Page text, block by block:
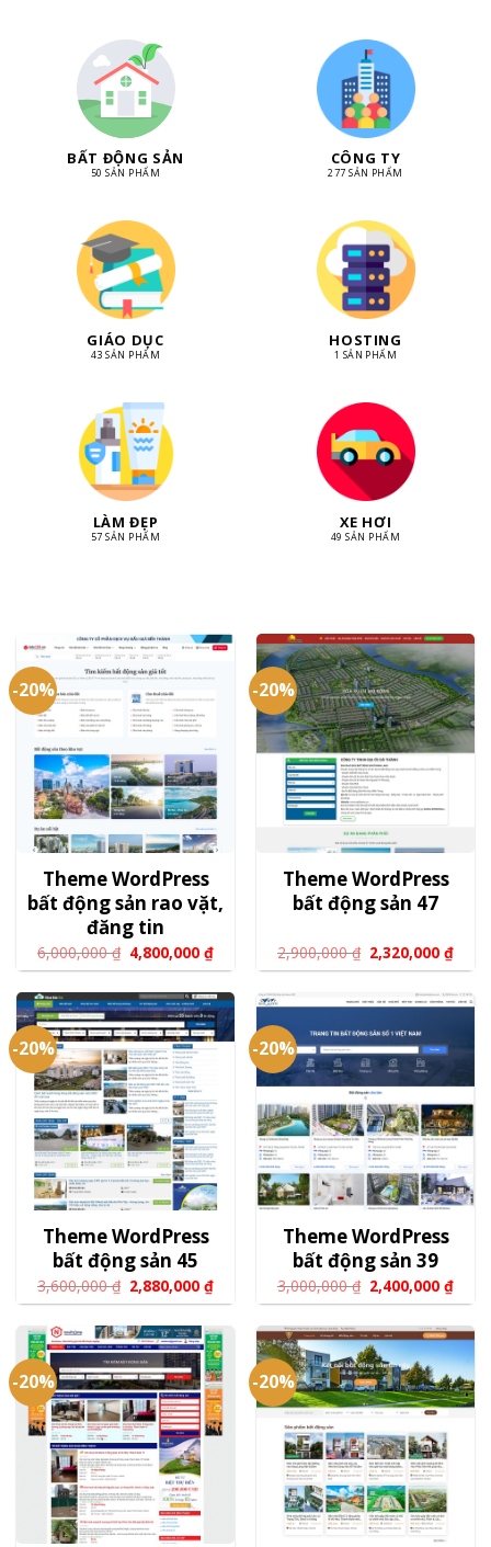
BẤT ĐỘNG SẢN
50 SẢN PHẨM
CÔNG TY
277 SẢN PHẨM
GIÁO DỤC
43 SẢN PHẨM
HOSTING
1 SẢN PHẨM
LÀM ĐẸP
57 SẢN PHẨM
XE HƠI
49 SẢN PHẨM
-20%
Theme WordPress
bất động sản rao vặt,
đăng tin
6,000,000₫ 4,800,000₫
-20%
Theme WordPress
bất động sản 47
2,900,000₫ 2,320,000₫
-20%
Theme WordPress
bất động sản 45
3,600,000₫ 2,880,000₫
-20%
Theme WordPress
bất động sản 39
3,000,000₫ 2,400,000₫
-20% -20%